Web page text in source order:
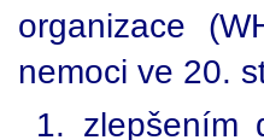
organizace
nemoci ve 20.
1. zlepšením